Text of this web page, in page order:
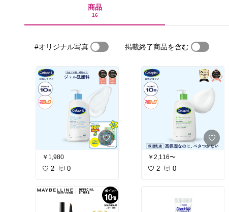
商品
16
#オリジナル写真 掲載終了商品を含む
￥1,980
2 0
￥2,116〜
2 0